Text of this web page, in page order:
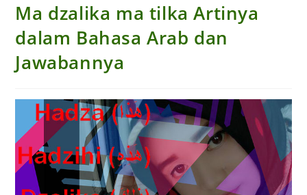
Ma dzalika ma tilka Artinya
dalam Bahasa Arab dan
Jawabannya